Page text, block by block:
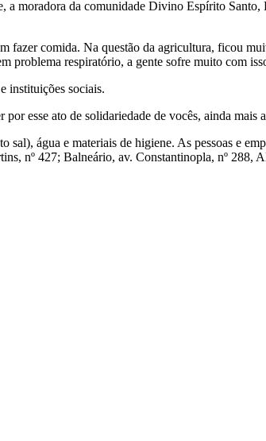
moradora da comunidade Divino Espírito Santo,
fazer comida. Na questão da agricultura, ficou
problema respiratório, a gente sofre muito com
instituições sociais.
por esse ato de solidariedade de vocês, ainda
água e materiais de higiene. As pessoas e
nº 427; Balneário, av. Constantinopla, nº 288,